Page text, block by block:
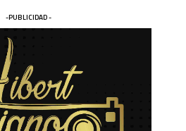
-PUBLICIDAD -